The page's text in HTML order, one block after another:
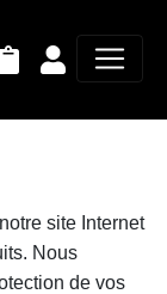
site Internet
Nous
de vos